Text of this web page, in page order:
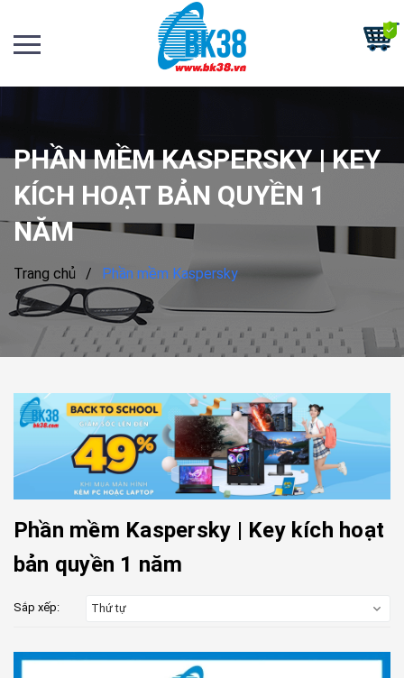
PHẦN MỀM KASPERSKY | KEY
KÍCH HOẠT BẢN QUYỀN 1
NĂM
Trang chủ / Phần mềm Kaspersky
Phần mềm Kaspersky | Key kích hoạt
bản quyền 1 năm
Sắp xếp: Thứ tự